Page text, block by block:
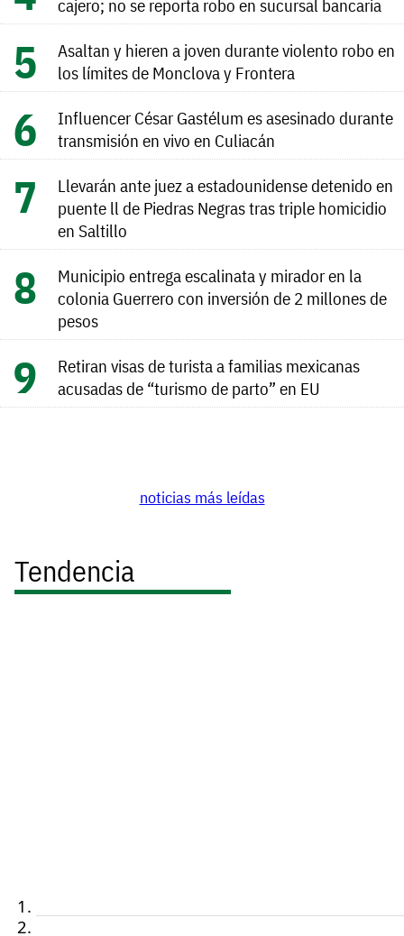
cajero; no se reporta robo en sucursal bancaria
Asaltan y hieren a joven durante violento robo en
los límites de Monclova y Frontera
Influencer César Gastélum es asesinado durante
transmisión en vivo en Culiacán
Llevarán ante juez a estadounidense detenido en
puente ll de Piedras Negras tras triple homicidio
en Saltillo
Municipio entrega escalinata y mirador en la
colonia Guerrero con inversión de 2 millones de
pesos
Retiran visas de turista a familias mexicanas
acusadas de “turismo de parto” en EU
noticias más leídas
Tendencia